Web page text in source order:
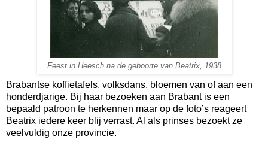
...Feest in Heesch na de geboorte van Beatrix, 1938...
Brabantse koffietafels, volksdans, bloemen van of aan een
honderdjarige. Bij haar bezoeken aan Brabant is een
bepaald patroon te herkennen maar op de foto’s reageert
Beatrix iedere keer blij verrast. Al als prinses bezoekt ze
veelvuldig onze provincie.